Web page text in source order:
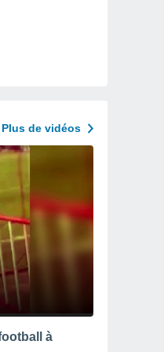
Plus de vidéos
à